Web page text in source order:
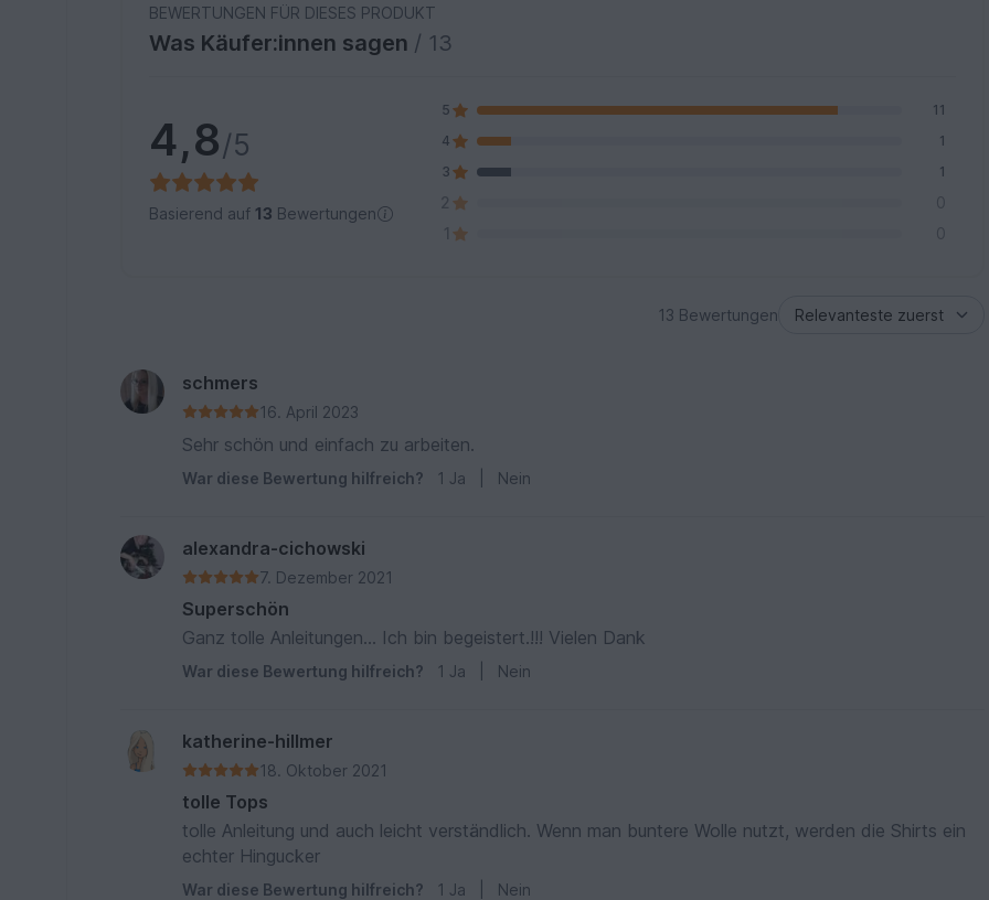
BEWERTUNGEN FÜR DIESES PRODUKT
Was Käufer:innen sagen / 13
4,8/5
Basierend auf 13 Bewertungen
5
11
4
1
3
1
2
0
1
0
13 Bewertungen
schmers
16. April 2023
Sehr schön und einfach zu arbeiten.
War diese Bewertung hilfreich? 1 Ja Nein
alexandra-cichowski
7. Dezember 2021
Superschön
Ganz tolle Anleitungen... Ich bin begeistert.!!! Vielen Dank
War diese Bewertung hilfreich? 1 Ja Nein
katherine-hillmer
18. Oktober 2021
tolle Tops
tolle Anleitung und auch leicht verständlich. Wenn man buntere Wolle nutzt, werden die Shirts ein
echter Hingucker
War diese Bewertung hilfreich? 1 Ja Nein